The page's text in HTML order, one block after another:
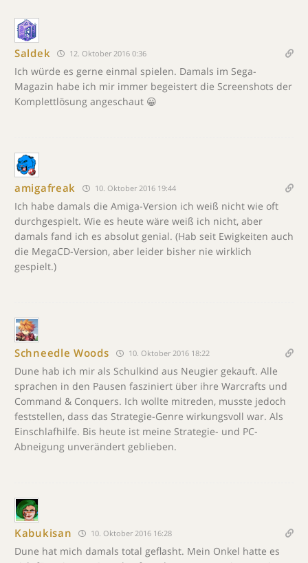
Saldek 12. Oktober 2016 0:36
Ich würde es gerne einmal spielen. Damals im Sega-
Magazin habe ich mir immer begeistert die Screenshots der
Komplettlösung angeschaut 😀
amigafreak 10. Oktober 2016 19:44
Ich habe damals die Amiga-Version ich weiß nicht wie oft
durchgespielt. Wie es heute wäre weiß ich nicht, aber
damals fand ich es absolut genial. (Hab seit Ewigkeiten auch
die MegaCD-Version, aber leider bisher nie wirklich
gespielt.)
Schneedle Woods 10. Oktober 2016 18:22
Dune hab ich mir als Schulkind aus Neugier gekauft. Alle
sprachen in den Pausen fasziniert über ihre Warcrafts und
Command & Conquers. Ich wollte mitreden, musste jedoch
feststellen, dass das Strategie-Genre wirkungsvoll war. Als
Einschlafhilfe. Bis heute ist meine Strategie- und PC-
Abneigung unverändert geblieben.
Kabukisan 10. Oktober 2016 16:28
Dune hat mich damals total geflasht. Mein Onkel hatte es